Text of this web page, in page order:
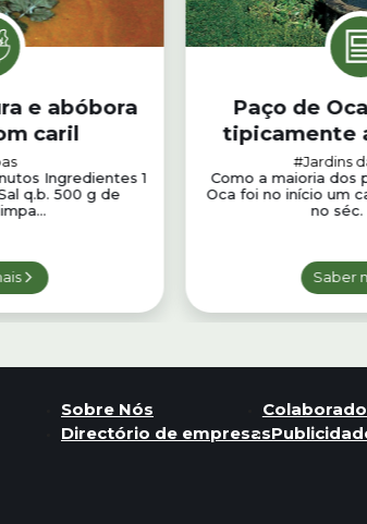
e abóbora
caril
Ingredientes 1
q.b. 500 g de
Paço de
tipicamente
#Jardins
Como a maioria dos
Oca foi no início um
no séc.
Saber
Sobre Nós
Directório de empresas